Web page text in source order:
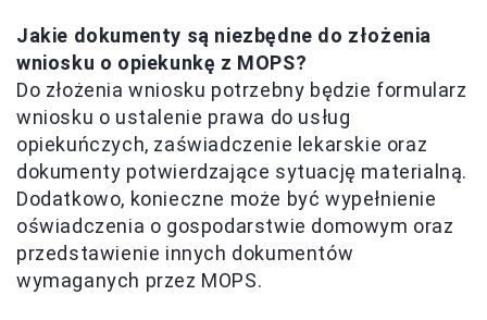
Jakie dokumenty są niezbędne do złożenia
wniosku o opiekunkę z MOPS?
Do złożenia wniosku potrzebny będzie formularz
wniosku o ustalenie prawa do usług
opiekuńczych, zaświadczenie lekarskie oraz
dokumenty potwierdzające sytuację materialną.
Dodatkowo, konieczne może być wypełnienie
oświadczenia o gospodarstwie domowym oraz
przedstawienie innych dokumentów
wymaganych przez MOPS.